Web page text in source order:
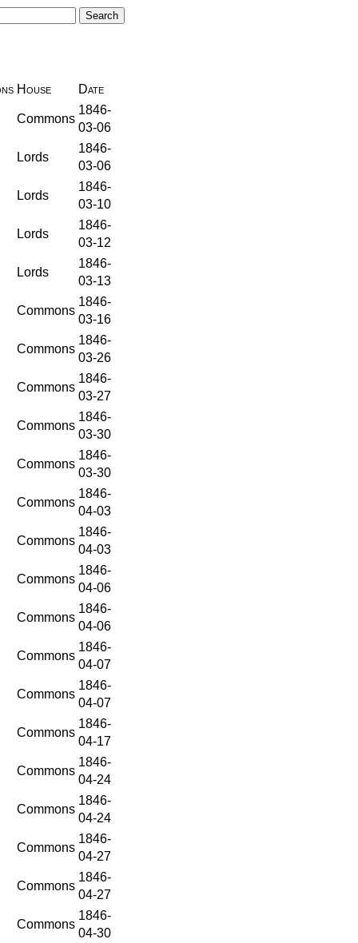
House Date
Commons
1846-
03-06
Lords
1846-
03-06
Lords
1846-
03-10
Lords
1846-
03-12
Lords
1846-
03-13
Commons
1846-
03-16
Commons
1846-
03-26
Commons
1846-
03-27
Commons
1846-
03-30
Commons
1846-
03-30
Commons
1846-
04-03
Commons
1846-
04-03
Commons
1846-
04-06
Commons
1846-
04-06
Commons
1846-
04-07
Commons
1846-
04-07
Commons
1846-
04-17
Commons
1846-
04-24
Commons
1846-
04-24
Commons
1846-
04-27
Commons
1846-
04-27
Commons
1846-
04-30